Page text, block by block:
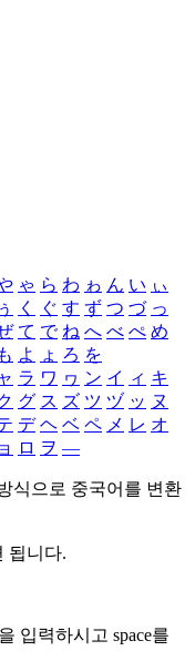
ゃ ら わ ゎ ん い ぃ
ぅ く ぐ す ず つ づ っ
て で ね へ べ ぺ め
も よ ょ ろ を
ラ ワ ヮ ン イ ィ キ
グ ス ズ ツ ヅ ッ ヌ
デ ヘ ベ ペ メ レ オ
ョ ロ ヲ ―
식으로 중국어를 변환
됩니다.
을 입력하시고 space를